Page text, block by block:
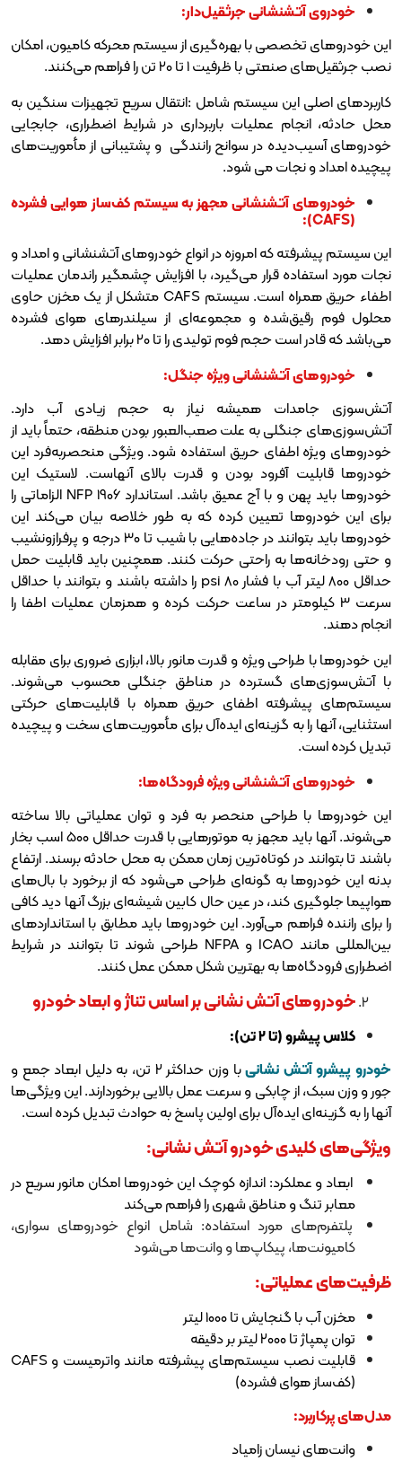
جرثقیل‌دار:
با بهره‌گیری از سیستم محرکه کامیون، امکان
1 تا 20 تن را فراهم می‌کنند.
سیستم شامل :انتقال سریع تجهیزات سنگین به
عملیات باربرداری در شرایط اضطراری، جابجایی
در سوانح رانندگی و پشتیبانی از مأموریت‌های
می شود.
آتشنشانی مجهز به سیستم کف‌ساز هوایی فشرده
که امروزه در انواع خودروهای آتشنشانی و امداد و
قرار می‌گیرد، با افزایش چشمگیر راندمان عملیات
اطفاء حریق همراه است. سیستم CAFS متشکل از یک مخزن حاوی
و مجموعه‌ای از سیلندرهای هوای فشرده
تولیدی را تا 20 برابر افزایش دهد.
ویژه جنگل:
همیشه نیاز به حجم زیادی آب دارد.
به علت صعب‌العبور بودن منطقه، حتماً باید از
حریق استفاده شود. ویژگی منحصربه‌فرد این
آفرود بودن و قدرت بالای آنهاست. لاستیک این
خودروها باید پهن و با آج عمیق باشد. استاندارد NFP 1906 الزاماتی را
تعیین کرده که به طور خلاصه بیان می‌کند این
خودروها باید بتوانند در جاده‌هایی با شیب تا 30 درجه و پرفرازونشیب
به راحتی حرکت کنند. همچنین باید قابلیت حمل
حداقل 800 لیتر آب با فشار 80 psi را داشته باشند و بتوانند با حداقل
در ساعت حرکت کرده و همزمان عملیات اطفا را
ویژه و قدرت مانور بالا، ابزاری ضروری برای مقابله
گسترده در مناطق جنگلی محسوب می‌شوند.
اطفای حریق همراه با قابلیت‌های حرکتی
به گزینه‌ای ایده‌آل برای مأموریت‌های سخت و پیچیده
ویژه فرودگاه‌ها:
منحصر به فرد و توان عملیاتی بالا ساخته
می‌شوند. آنها باید مجهز به موتورهایی با قدرت حداقل ۵۰۰ اسب بخار
کوتاه‌ترین زمان ممکن به محل حادثه برسند. ارتفاع
به گونه‌ای طراحی می‌شود که از برخورد با بال‌های
در عین حال کابین شیشه‌ای بزرگ آنها دید کافی
می‌آورد. این خودروها باید مطابق با استانداردهای
بین‌المللی مانند ICAO و NFPA طراحی شوند تا بتوانند در شرایط
به بهترین شکل ممکن عمل کنند.
آتش نشانی بر اساس تناژ و ابعاد خودرو
۲ تن):
نشانی
با وزن حداکثر ۲ تن، به دلیل ابعاد جمع و
چابکی و سرعت عمل بالایی برخوردارند. این ویژگی‌ها
ایده‌آل برای اولین پاسخ به حوادث تبدیل کرده است.
خودرو آتش نشانی:
اندازه کوچک این خودروها امکان مانور سریع در
مناطق شهری را فراهم می‌کند
مورد استفاده: شامل انواع خودروهای سواری،
پیکاپ‌ها و وانت‌ها می‌شود
تا ۱۰۰۰ لیتر
قابلیت نصب سیستم‌های پیشرفته مانند واترمیست و CAFS
فشرده)
زامیاد